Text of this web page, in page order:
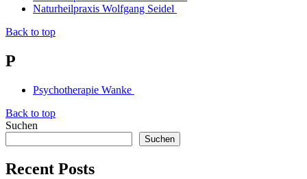
Naturheilpraxis Wolfgang Seidel
Back to top
P
Psychotherapie Wanke
Back to top
Suchen
Suchen
Recent Posts